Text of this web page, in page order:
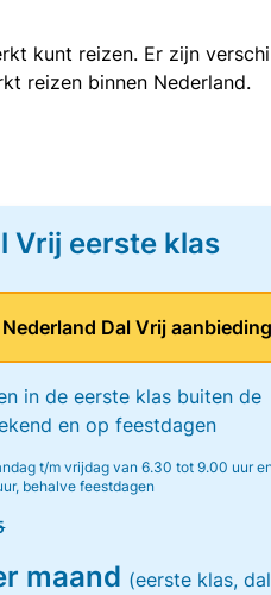
kunt reizen. Er zijn
reizen binnen Nederland.
Vrij eerste klas
Dal Vrij aanbieding
in de eerste klas buiten de
en op feestdagen
t/m vrijdag van 6.30 tot 9.00 uur
behalve feestdagen
maand (eerste klas,